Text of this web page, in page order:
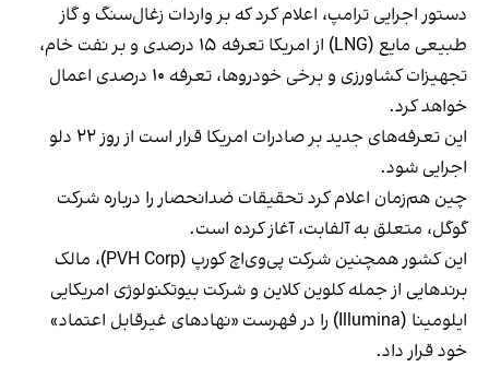
دستور اجرایی ترامپ، اعلام کرد که بر واردات زغال‌سنگ و گاز
طبیعی مایع (LNG) از امریکا تعرفه ۱۵ درصدی و بر نفت خام،
تجهیزات کشاورزی و برخی خودروها، تعرفه ۱۰ درصدی اعمال
خواهد کرد.
این تعرفه‌های جدید بر صادرات امریکا قرار است از روز ۲۲ دلو
اجرایی شود.
چین هم‌زمان اعلام کرد تحقیقات ضدانحصار را درباره شرکت
گوگل، متعلق به آلفابت، آغاز کرده است.
این کشور همچنین شرکت پی‌وی‌اچ کورپ (PVH Corp)، مالک
برندهایی از جمله کلوین کلاین و شرکت بیوتکنولوژی امریکایی
ایلومینا (Illumina) را در فهرست «نهادهای غیرقابل اعتماد»
خود قرار داد.